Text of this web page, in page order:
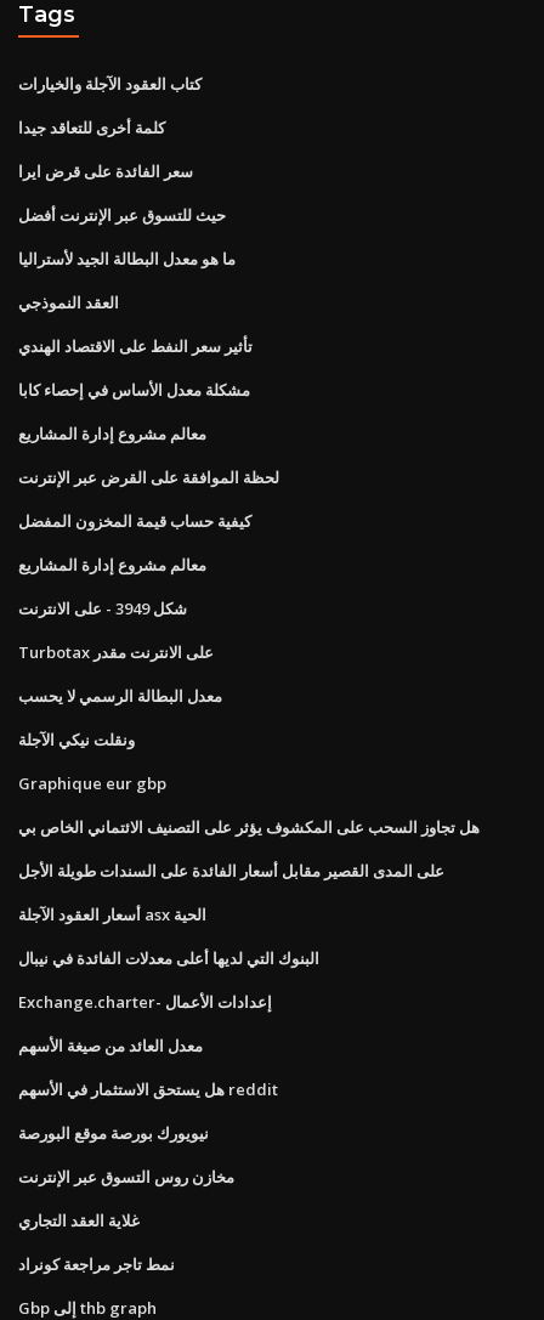
Tags
كتاب العقود الآجلة والخيارات
كلمة أخرى للتعاقد جيدا
سعر الفائدة على قرض ايرا
حيث للتسوق عبر الإنترنت أفضل
ما هو معدل البطالة الجيد لأستراليا
العقد النموذجي
تأثير سعر النفط على الاقتصاد الهندي
مشكلة معدل الأساس في إحصاء كابا
معالم مشروع إدارة المشاريع
لحظة الموافقة على القرض عبر الإنترنت
كيفية حساب قيمة المخزون المفضل
معالم مشروع إدارة المشاريع
شكل 3949 - على الانترنت
Turbotax على الانترنت مقدر
معدل البطالة الرسمي لا يحسب
ونقلت نيكي الآجلة
Graphique eur gbp
هل تجاوز السحب على المكشوف يؤثر على التصنيف الائتماني الخاص بي
على المدى القصير مقابل أسعار الفائدة على السندات طويلة الأجل
أسعار العقود الآجلة asx الحية
البنوك التي لديها أعلى معدلات الفائدة في نيبال
Exchange.charter- إعدادات الأعمال
معدل العائد من صيغة الأسهم
هل يستحق الاستثمار في الأسهم reddit
نيويورك بورصة موقع البورصة
مخازن روس التسوق عبر الإنترنت
غلاية العقد التجاري
نمط تاجر مراجعة كونراد
Gbp إلى thb graph